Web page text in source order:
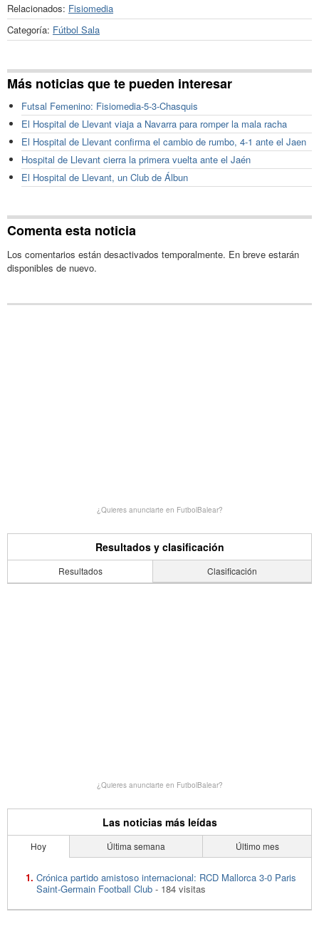
Relacionados: Fisiomedia
Categoría: Fútbol Sala
Más noticias que te pueden interesar
Futsal Femenino: Fisiomedia-5-3-Chasquis
El Hospital de Llevant viaja a Navarra para romper la mala racha
El Hospital de Llevant confirma el cambio de rumbo, 4-1 ante el Jaen
Hospital de Llevant cierra la primera vuelta ante el Jaén
El Hospital de Llevant, un Club de Álbun
Comenta esta noticia
Los comentarios están desactivados temporalmente. En breve estarán
disponibles de nuevo.
¿Quieres anunciarte en FutbolBalear?
Resultados y clasificación
Resultados Clasificación
¿Quieres anunciarte en FutbolBalear?
Las noticias más leídas
Hoy Última semana Último mes
Crónica partido amistoso internacional: RCD Mallorca 3-0 Paris
Saint-Germain Football Club - 184 visitas